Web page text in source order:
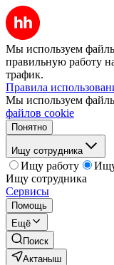
Мы используем
правильную работу
трафик.
Правила
Мы используем
файлов cookie
Понятно
Ищу сотрудника
Ищу работу
Ищу сотрудника
Сервисы
Помощь
Ещё
Поиск
Актаныш